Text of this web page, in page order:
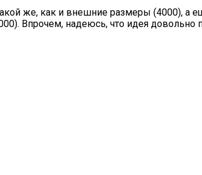
же, как и внешние размеры (4000), а
Впрочем, надеюсь, что идея довольно